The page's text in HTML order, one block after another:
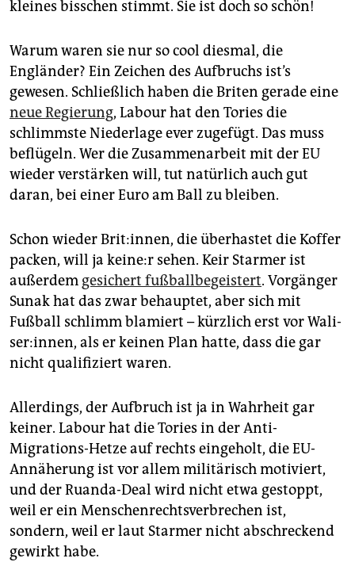
kleines bisschen stimmt. Sie ist doch so schön!
Warum waren sie nur so cool diesmal, die
Engländer? Ein Zeichen des Aufbruchs ist’s
gewesen. Schließlich haben die Briten gerade eine
neue Regierung, Labour hat den Tories die
schlimmste Niederlage ever zugefügt. Das muss
beflügeln. Wer die Zusammenarbeit mit der EU
wieder verstärken will, tut natürlich auch gut
daran, bei einer Euro am Ball zu bleiben.
Schon wieder Brit:innen, die überhastet die Koffer
packen, will ja kei­ne:r sehen. Keir Starmer ist
außerdem gesichert fußballbegeistert. Vorgänger
Sunak hat das zwar behauptet, aber sich mit
Fußball schlimm blamiert – kürzlich erst vor Wa­li­
se­r:in­nen, als er keinen Plan hatte, dass die gar
nicht qualifiziert waren.
Allerdings, der Aufbruch ist ja in Wahrheit gar
keiner. Labour hat die Tories in der Anti-
Migrations-Hetze auf rechts eingeholt, die EU-
Annäherung ist vor allem militärisch motiviert,
und der Ruanda-Deal wird nicht etwa gestoppt,
weil er ein Menschenrechtsverbrechen ist,
sondern, weil er laut Starmer nicht abschreckend
gewirkt habe.